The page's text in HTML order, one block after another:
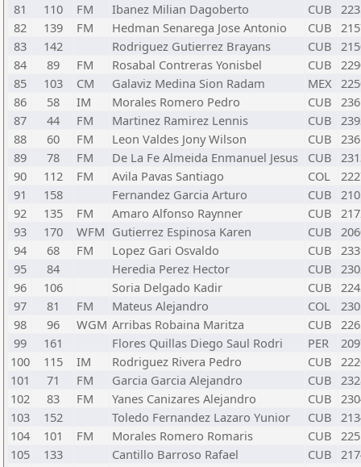
81
110 FM Ibanez Milian Dagoberto CUB
82
139 FM Hedman Senarega Jose Antonio CUB
83
142 Rodriguez Gutierrez Brayans CUB
84
89 FM Rosabal Contreras Yonisbel CUB
85
103 CM Galaviz Medina Sion Radam MEX
86
58 IM Morales Romero Pedro CUB
87
44 FM Martinez Ramirez Lennis CUB
88
60 FM Leon Valdes Jony Wilson CUB
89
78 FM De La Fe Almeida Enmanuel Jesus CUB
90
112 FM Avila Pavas Santiago COL
91
158 Fernandez Garcia Arturo CUB
92
135 FM Amaro Alfonso Raynner CUB
93
170 WFM Gutierrez Espinosa Karen CUB
94
68 FM Lopez Gari Osvaldo CUB
95
84 Heredia Perez Hector CUB
96
106 Soria Delgado Kadir CUB
97
81 FM Mateus Alejandro COL
98
96 WGM Arribas Robaina Maritza CUB
99
161 Flores Quillas Diego Saul Rodri PER
100
115 IM Rodriguez Rivera Pedro CUB
101
71 FM Garcia Garcia Alejandro CUB
102
83 FM Yanes Canizares Alejandro CUB
103
152 Toledo Fernandez Lazaro Yunior CUB
104
101 FM Morales Romero Romaris CUB
105
133 Cantillo Barroso Rafael CUB